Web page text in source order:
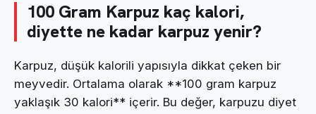
100 Gram Karpuz kaç kalori,
diyette ne kadar karpuz yenir?
Karpuz, düşük kalorili yapısıyla dikkat çeken bir
meyvedir. Ortalama olarak **100 gram karpuz
yaklaşık 30 kalori** içerir. Bu değer, karpuzu diyet